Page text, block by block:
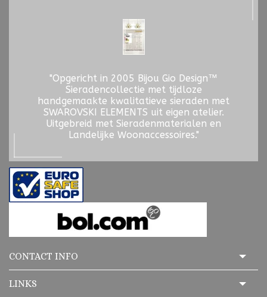
"Opgericht in 2005 Bijou Gio Design™
Sieradencollectie met tijdloze
handgemaakte kwalitatieve sieraden met
SWAROVSKI ELEMENTS uit eigen atelier.
Uitgebreid met Sieradenmaterialen en
Landelijke Woonaccessoires."
CONTACT INFO
LINKS